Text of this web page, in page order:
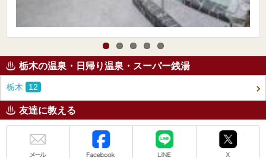
栃木の温泉・日帰り温泉・スーパー銭湯
栃木 12
友達に教える